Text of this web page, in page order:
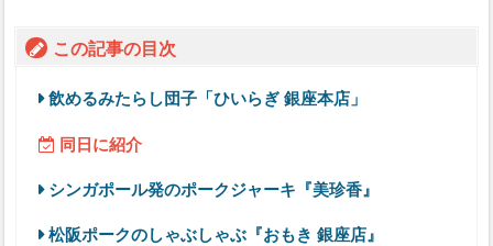
この記事の目次
飲めるみたらし団子「ひいらぎ 銀座本店」
同日に紹介
シンガポール発のポークジャーキ『美珍香』
松阪ポークのしゃぶしゃぶ『おもき 銀座店』